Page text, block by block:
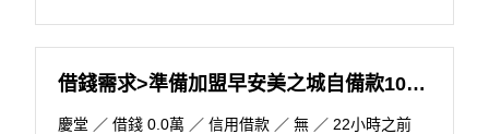
借錢需求>準備加盟早安美之城自備款100萬，約見面談!
慶堂 ／ 借錢 0.0萬 ／ 信用借款 ／ 無 ／ 22小時之前